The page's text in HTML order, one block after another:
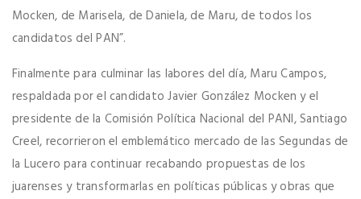
Mocken, de Marisela, de Daniela, de Maru, de todos los
candidatos del PAN”.
Finalmente para culminar las labores del día, Maru Campos,
respaldada por el candidato Javier González Mocken y el
presidente de la Comisión Política Nacional del PANl, Santiago
Creel, recorrieron el emblemático mercado de las Segundas de
la Lucero para continuar recabando propuestas de los
juarenses y transformarlas en políticas públicas y obras que